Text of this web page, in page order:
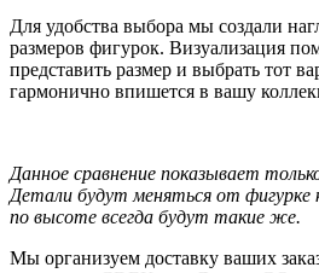
Для удобства выбора мы создали
размеров фигурок. Визуализация
представить размер и выбрать тот
гармонично впишется в вашу
Данное сравнение показывает
Детали будут меняться от фигурке
по высоте всегда будут такие же.
Мы организуем доставку ваших